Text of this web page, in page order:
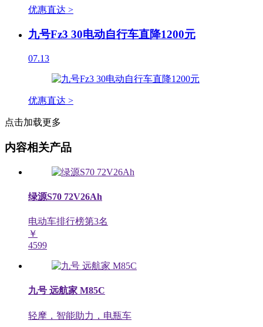
优惠直达 >
九号Fz3 30电动自行车直降1200元
07.13
优惠直达 >
点击加载更多
内容相关产品
绿源S70 72V26Ah
电动车排行榜第3名
￥
4599
九号 远航家 M85C
轻摩，智能助力，电瓶车